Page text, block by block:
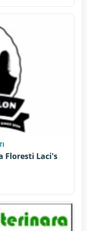
Floresti Laci's